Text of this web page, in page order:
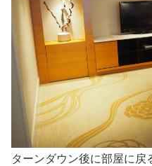
ターンダウン後に部屋に